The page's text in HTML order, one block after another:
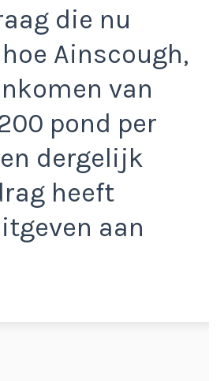
die nu
Ainscough,
van
pond per
dergelijk
heeft
aan